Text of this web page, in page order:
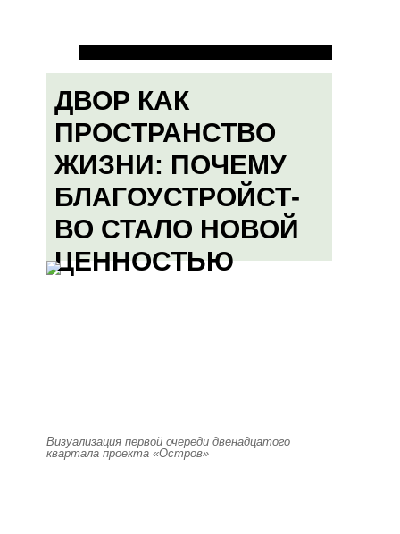
ДВОР КАК
ПРОСТРАНСТВО
ЖИЗНИ: ПОЧЕМУ
БЛАГОУСТРОЙСТ-
ВО СТАЛО НОВОЙ
ЦЕННОСТЬЮ
Визуализация первой очереди двенадцатого
квартала проекта «Остров»